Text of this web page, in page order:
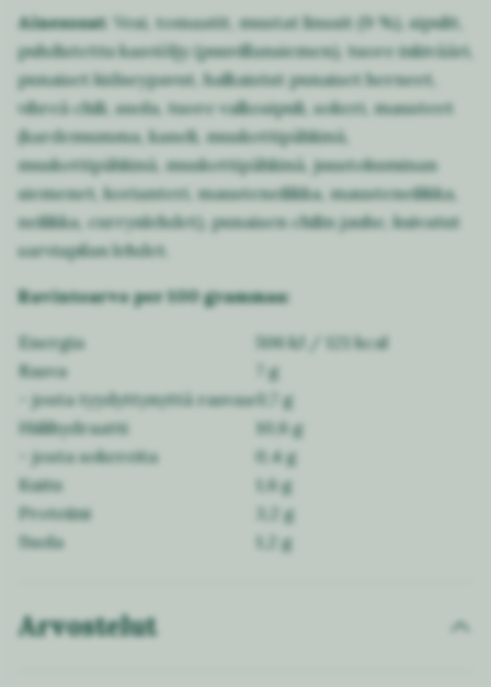
Ainesosat: Vesi, tomaatit, mustat linssit (9 %), sipulit,
puhdistettu kasviöljy (puuvillansiemen), tuore inkivääri,
punaiset kidneypavut, halkaistut punaiset herneet,
vihreä chili, suola, tuore valkosipuli, sokeri, mausteet
(kardemumma, kaneli, muskottipähkinä,
muskottipähkinä, muskottipähkinä, juustokuminan
siemenet, korianteri, mausteneilikka, mausteneilikka,
neilikka, currynlehdet), punaisen chilin jauhe, kuivatut
sarviapilan lehdet.
Ravintoarvo per 100 grammaa:
Energia
506 kJ / 121 kcal
Rasva
7 g
- josta tyydyttynyttä rasvaa0,7 g
Hiilihydraatti
10,6 g
- josta sokereita
0,4 g
Kuitu
1,6 g
Proteiini
3,2 g
Suola
1,2 g
Arvostelut